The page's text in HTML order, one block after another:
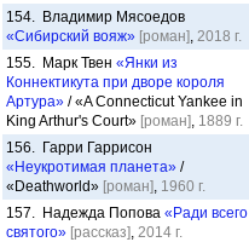
154. Владимир Мясоедов
«Сибирский вояж» [роман], 2018 г.
155. Марк Твен «Янки из
Коннектикута при дворе короля
Артура» / «A Connecticut Yankee in
King Arthur's Court» [роман], 1889 г.
156. Гарри Гаррисон
«Неукротимая планета» /
«Deathworld» [роман], 1960 г.
157. Надежда Попова «Ради всего
святого» [рассказ], 2014 г.